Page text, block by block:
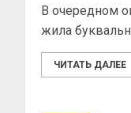
В очередном
жила
ЧИТАТЬ ДАЛЕЕ